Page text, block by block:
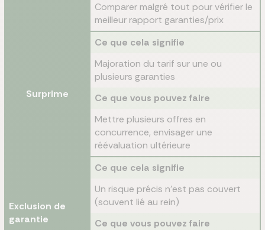
Comparer malgré tout pour vérifier le
meilleur rapport garanties/prix
Surprime
Ce que cela signifie
Majoration du tarif sur une ou
plusieurs garanties
Ce que vous pouvez faire
Mettre plusieurs offres en
concurrence, envisager une
réévaluation ultérieure
Exclusion de
garantie
Ce que cela signifie
Un risque précis n'est pas couvert
(souvent lié au rein)
Ce que vous pouvez faire